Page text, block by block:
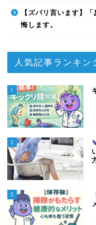
【ズバリ言います】
悔します。
人気記事ランキン
1
2
3